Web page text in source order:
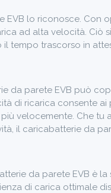
EVB lo riconosce. Con
ad alta velocità.
tempo trascorso in
da parete EVB può
di ricarica consente
velocemente. Che
il caricabatterie da
da parete EVB è
di carica ottimale